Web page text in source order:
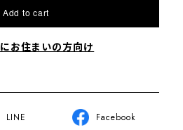
Add to cart
お住まいの方向け
LINE Facebook